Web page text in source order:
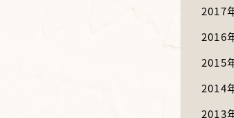
2017
2016
2015
2014
2013